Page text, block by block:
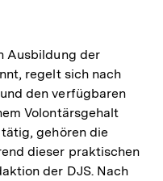
Ausbildung der
regelt sich nach
den verfügbaren
Volontärsgehalt
gehören die
dieser praktischen
der DJS. Nach